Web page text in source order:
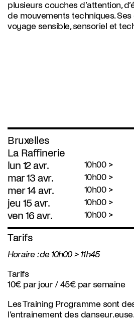
plusieurs couches d’attention,
de mouvements techniques.
voyage sensible, sensoriel et
Bruxelles
La Raffinerie
lun 12 avr.
10h00 >
mar 13 avr. 10h00 >
mer 14 avr. 10h00 >
jeu 15 avr. 10h00 >
ven 16 avr. 10h00 >
Tarifs
Horaire : de 10h00 > 11h45
Tarifs
10€ par jour / 45€ par semaine
Les Training Programme sont
l’entrainement des